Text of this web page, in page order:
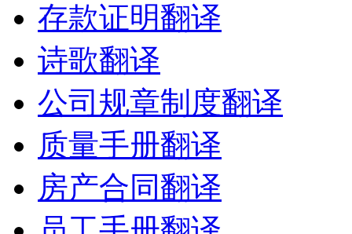
存款证明翻译
诗歌翻译
公司规章制度翻译
质量手册翻译
房产合同翻译